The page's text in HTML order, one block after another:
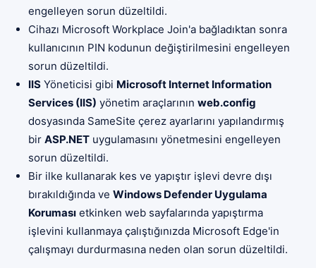
engelleyen sorun düzeltildi.
Cihazı Microsoft Workplace Join'a bağladıktan sonra
kullanıcının PIN kodunun değiştirilmesini engelleyen
sorun düzeltildi.
IIS Yöneticisi gibi Microsoft Internet Information
Services (IIS) yönetim araçlarının web.config
dosyasında SameSite çerez ayarlarını yapılandırmış
bir ASP.NET uygulamasını yönetmesini engelleyen
sorun düzeltildi.
Bir ilke kullanarak kes ve yapıştır işlevi devre dışı
bırakıldığında ve Windows Defender Uygulama
Koruması etkinken web sayfalarında yapıştırma
işlevini kullanmaya çalıştığınızda Microsoft Edge'in
çalışmayı durdurmasına neden olan sorun düzeltildi.